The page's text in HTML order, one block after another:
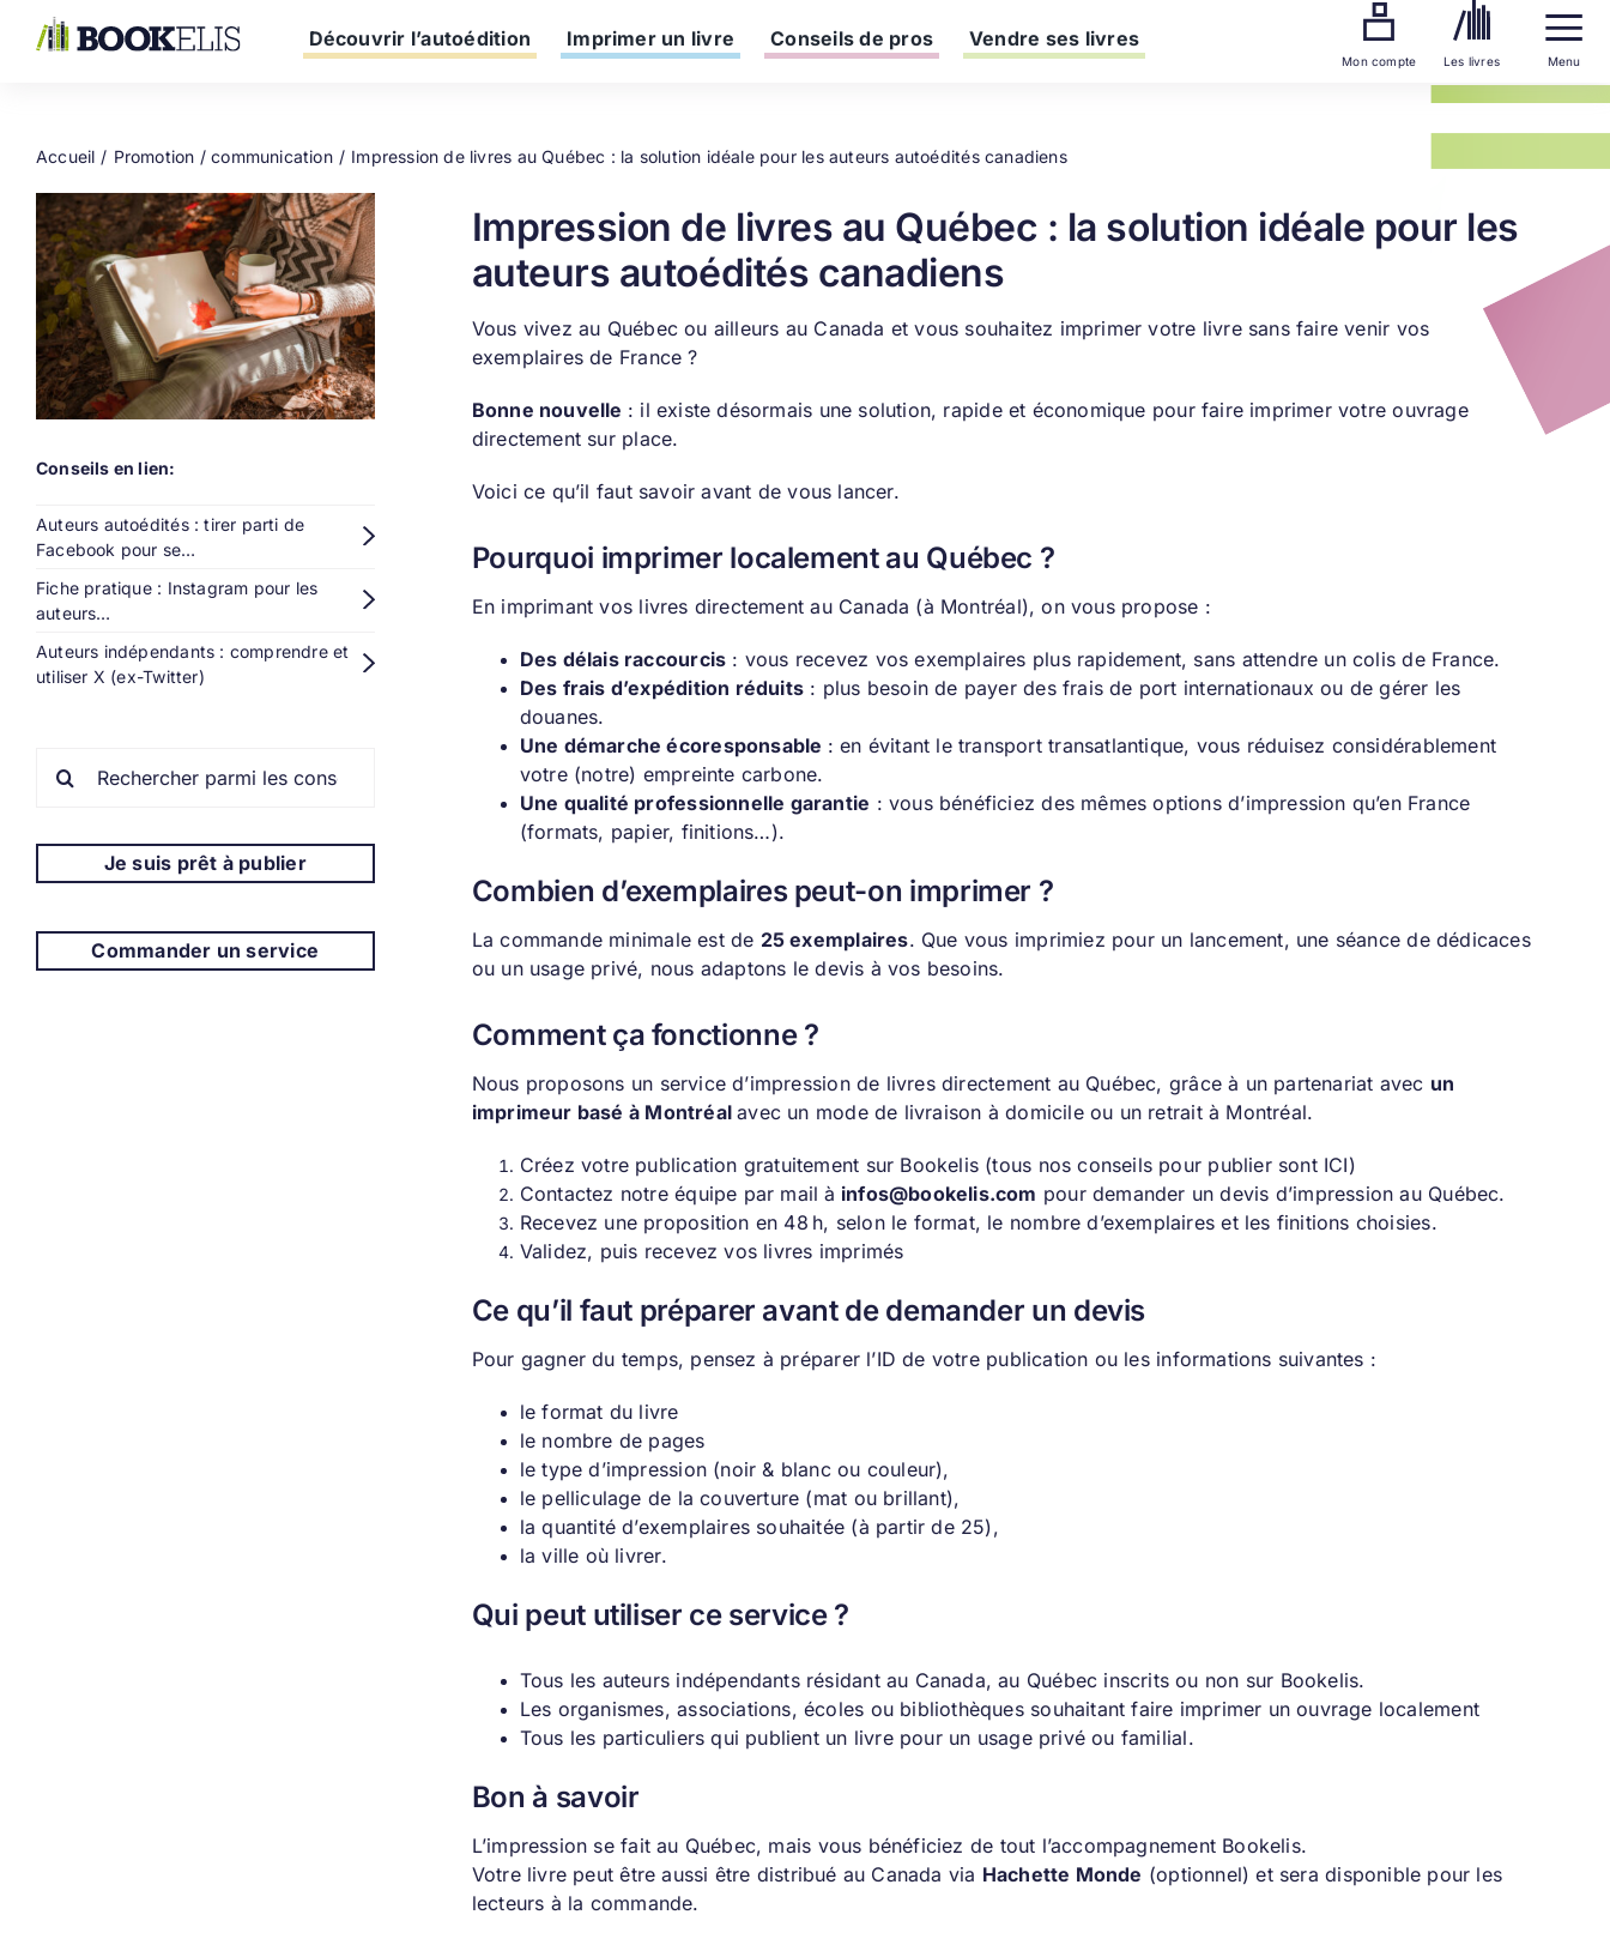
Découvrir l’autoédition Imprimer un livre Conseils de pros Vendre ses livres
Mon compte Les livres Menu
Accueil Promotion / communication Impression de livres au Québec : la solution idéale pour les auteurs autoédités canadiens
Conseils en lien:
Auteurs autoédités : tirer parti de
Facebook pour se…
Fiche pratique : Instagram pour les
auteurs…
Auteurs indépendants : comprendre et
utiliser X (ex-Twitter)
Je suis prêt à publier
Commander un service
Impression de livres au Québec : la solution idéale pour les
auteurs autoédités canadiens
Vous vivez au Québec ou ailleurs au Canada et vous souhaitez imprimer votre livre sans faire venir vos
exemplaires de France ?
Bonne nouvelle : il existe désormais une solution, rapide et économique pour faire imprimer votre ouvrage
directement sur place.
Voici ce qu’il faut savoir avant de vous lancer.
Pourquoi imprimer localement au Québec ?
En imprimant vos livres directement au Canada (à Montréal), on vous propose :
Des délais raccourcis : vous recevez vos exemplaires plus rapidement, sans attendre un colis de France.
Des frais d’expédition réduits : plus besoin de payer des frais de port internationaux ou de gérer les
douanes.
Une démarche écoresponsable : en évitant le transport transatlantique, vous réduisez considérablement
votre (notre) empreinte carbone.
Une qualité professionnelle garantie : vous bénéficiez des mêmes options d’impression qu’en France
(formats, papier, finitions…).
Combien d’exemplaires peut-on imprimer ?
La commande minimale est de 25 exemplaires. Que vous imprimiez pour un lancement, une séance de dédicaces
ou un usage privé, nous adaptons le devis à vos besoins.
Comment ça fonctionne ?
Nous proposons un service d’impression de livres directement au Québec, grâce à un partenariat avec un
imprimeur basé à Montréalavec un mode de livraison à domicile ou un retrait à Montréal.
Créez votre publication gratuitement sur Bookelis (tous nos conseils pour publier sont ICI)
Contactez notre équipe par mail à infos@bookelis.com pour demander un devis d’impression au Québec.
Recevez une proposition en 48 h, selon le format, le nombre d’exemplaires et les finitions choisies.
Validez, puis recevez vos livres imprimés
Ce qu’il faut préparer avant de demander un devis
Pour gagner du temps, pensez à préparer l’ID de votre publication ou les informations suivantes :
le format du livre
le nombre de pages
le type d’impression (noir & blanc ou couleur),
le pelliculage de la couverture (mat ou brillant),
la quantité d’exemplaires souhaitée (à partir de 25),
la ville où livrer.
Qui peut utiliser ce service ?
Tous les auteurs indépendants résidant au Canada, au Québec inscrits ou non sur Bookelis.
Les organismes, associations, écoles ou bibliothèques souhaitant faire imprimer un ouvrage localement
Tous les particuliers qui publient un livre pour un usage privé ou familial.
Bon à savoir
L’impression se fait au Québec, mais vous bénéficiez de tout l’accompagnement Bookelis.
Votre livre peut être aussi être distribué au Canada via Hachette Monde (optionnel) et sera disponible pour les
lecteurs à la commande.